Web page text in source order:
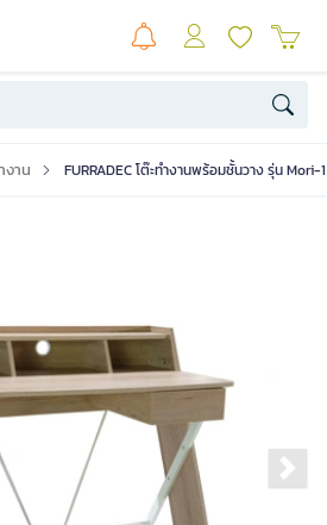
งาน FURRADEC โต๊ะทำงานพร้อมชั้นวาง รุ่น